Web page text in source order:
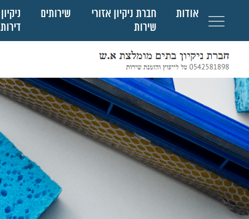
אודות
חברת ניקיון אזורי
שירות
שירותים
ניקיון
דירות